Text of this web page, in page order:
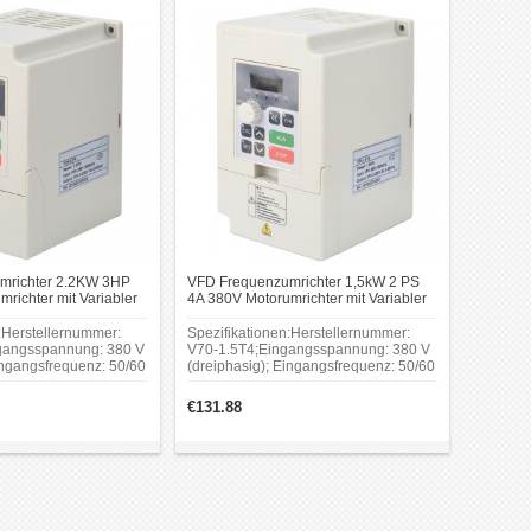
2.2KW 3HP
mit Variabler
380 V
50/60
Ausgangsstrom: 5 A;
2,2 KW;
RS-485;
Weniger als
VFD Frequenzumrichter 1,5kW 2 PS
4A 380V Motorumrichter mit Variabler
Spezifikationen:Herstellernummer:
V70-1.5T4;Eingangsspannung: 380 V
(dreiphasig); Eingangsfrequenz: 50/60
Treibers: 3,2 KVA; Ausgangsstrom: 4A;
Anwendbarer Motor: 1,5 KW;
Kommunikationssteuerung: RS-485;
€131.88